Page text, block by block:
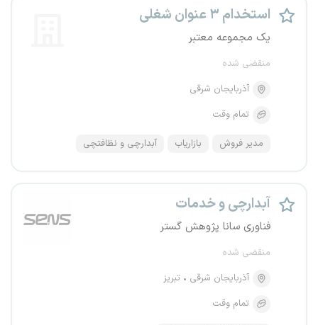
استخدام ۳ عنوان شغلی
یک مجموعه معتبر
منقضی شده
آذربایجان شرقی
تمام وقت
مدیر فروش بازاریاب آبدارچی و نظافتچی
آبدارچی و خدمات
فناوری سانا پژوهش گستر
منقضی شده
آذربایجان شرقی
تبریز
تمام وقت